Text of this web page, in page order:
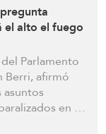
el alto el fuego
Parlamento
Berri, afirmó
en …